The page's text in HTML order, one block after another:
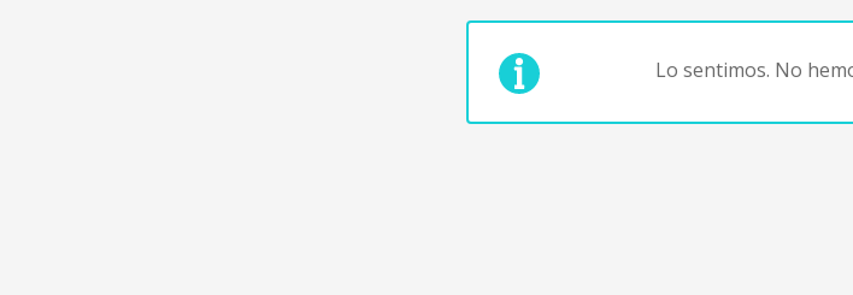
Lo sentimos. No